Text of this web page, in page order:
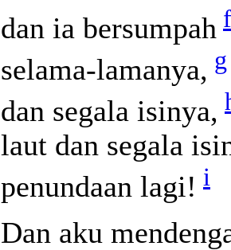
dan ia bersumpah f
selama-lamanya, g
dan segala isinya,
laut dan segala
penundaan lagi! i
Dan aku